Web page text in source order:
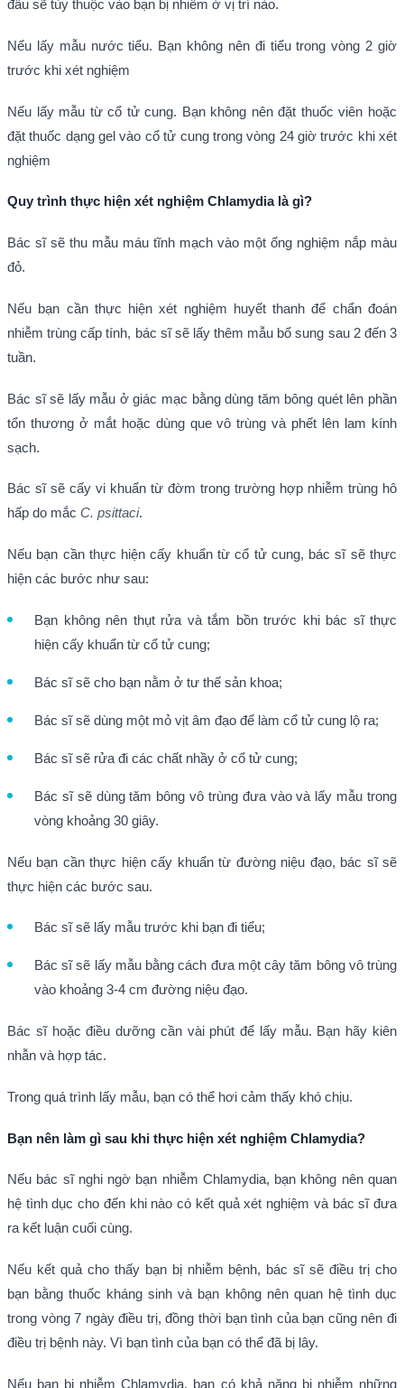
đâu sẽ tùy thuộc vào bạn bị nhiễm ở vị trí nào.
Nếu lấy mẫu nước tiểu. Bạn không nên đi tiểu trong vòng 2 giờ
trước khi xét nghiệm
Nếu lấy mẫu từ cổ tử cung. Bạn không nên đặt thuốc viên hoặc
đặt thuốc dạng gel vào cổ tử cung trong vòng 24 giờ trước khi xét
nghiệm
Quy trình thực hiện xét nghiệm Chlamydia là gì?
Bác sĩ sẽ thu mẫu máu tĩnh mạch vào một ống nghiệm nắp màu
đỏ.
Nếu bạn cần thực hiện xét nghiệm huyết thanh để chẩn đoán
nhiễm trùng cấp tính, bác sĩ sẽ lấy thêm mẫu bổ sung sau 2 đến 3
tuần.
Bác sĩ sẽ lấy mẫu ở giác mạc bằng dùng tăm bông quét lên phần
tổn thương ở mắt hoặc dùng que vô trùng và phết lên lam kính
sạch.
Bác sĩ sẽ cấy vi khuẩn từ đờm trong trường hợp nhiễm trùng hô
hấp do mắc C. psittaci.
Nếu bạn cần thực hiện cấy khuẩn từ cổ tử cung, bác sĩ sẽ thực
hiện các bước như sau:
Bạn không nên thụt rửa và tắm bồn trước khi bác sĩ thực
hiện cấy khuẩn từ cổ tử cung;
Bác sĩ sẽ cho bạn nằm ở tư thế sản khoa;
Bác sĩ sẽ dùng một mỏ vịt âm đạo để làm cổ tử cung lộ ra;
Bác sĩ sẽ rửa đi các chất nhầy ở cổ tử cung;
Bác sĩ sẽ dùng tăm bông vô trùng đưa vào và lấy mẫu trong
vòng khoảng 30 giây.
Nếu bạn cần thực hiện cấy khuẩn từ đường niệu đạo, bác sĩ sẽ
thực hiện các bước sau.
Bác sĩ sẽ lấy mẫu trước khi bạn đi tiểu;
Bác sĩ sẽ lấy mẫu bằng cách đưa một cây tăm bông vô trùng
vào khoảng 3-4 cm đường niệu đạo.
Bác sĩ hoặc điều dưỡng cần vài phút để lấy mẫu. Bạn hãy kiên
nhẫn và hợp tác.
Trong quá trình lấy mẫu, bạn có thể hơi cảm thấy khó chịu.
Bạn nên làm gì sau khi thực hiện xét nghiệm Chlamydia?
Nếu bác sĩ nghi ngờ bạn nhiễm Chlamydia, bạn không nên quan
hệ tình dục cho đến khi nào có kết quả xét nghiệm và bác sĩ đưa
ra kết luận cuối cùng.
Nếu kết quả cho thấy bạn bị nhiễm bệnh, bác sĩ sẽ điều trị cho
bạn bằng thuốc kháng sinh và bạn không nên quan hệ tình dục
trong vòng 7 ngày điều trị, đồng thời bạn tình của bạn cũng nên đi
điều trị bệnh này. Vì bạn tình của bạn có thể đã bị lây.
Nếu bạn bị nhiễm Chlamydia, bạn có khả năng bị nhiễm những